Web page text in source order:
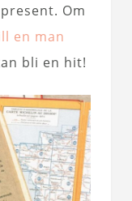
Om
en man
bli en hit!